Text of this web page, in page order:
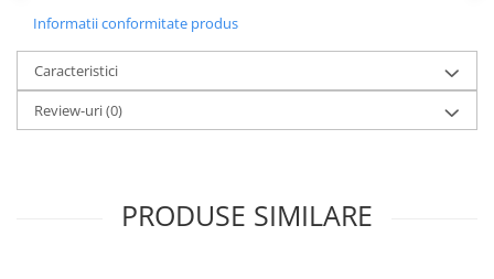
Informatii conformitate produs
Caracteristici
Review-uri(0)
PRODUSE SIMILARE